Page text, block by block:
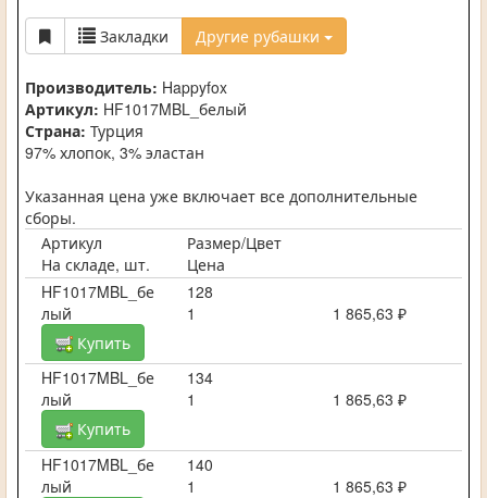
Закладки Другие рубашки
Производитель: Happyfox
Артикул: HF1017MBL_белый
Страна: Турция
97% хлопок, 3% эластан
Указанная цена уже включает все дополнительные
сборы.
Артикул
Размер/Цвет
На складе, шт.
Цена
HF1017MBL_бе
лый
128
1
1 865,63 ₽
Купить
HF1017MBL_бе
лый
134
1
1 865,63 ₽
Купить
HF1017MBL_бе
лый
140
1
1 865,63 ₽